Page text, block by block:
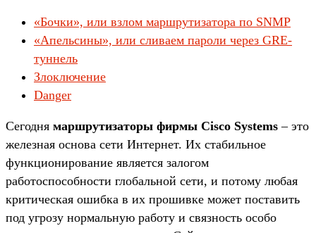
«Бочки», или взлом маршрутизатора по SNMP
«Апельсины», или сливаем пароли через GRE-
туннель
Злоключение
Danger
Сегодня маршрутизаторы фирмы Cisco Systems – это
железная основа сети Интернет. Их стабильное
функционирование является залогом
работоспособности глобальной сети, и потому любая
критическая ошибка в их прошивке может поставить
под угрозу нормальную работу и связность особо